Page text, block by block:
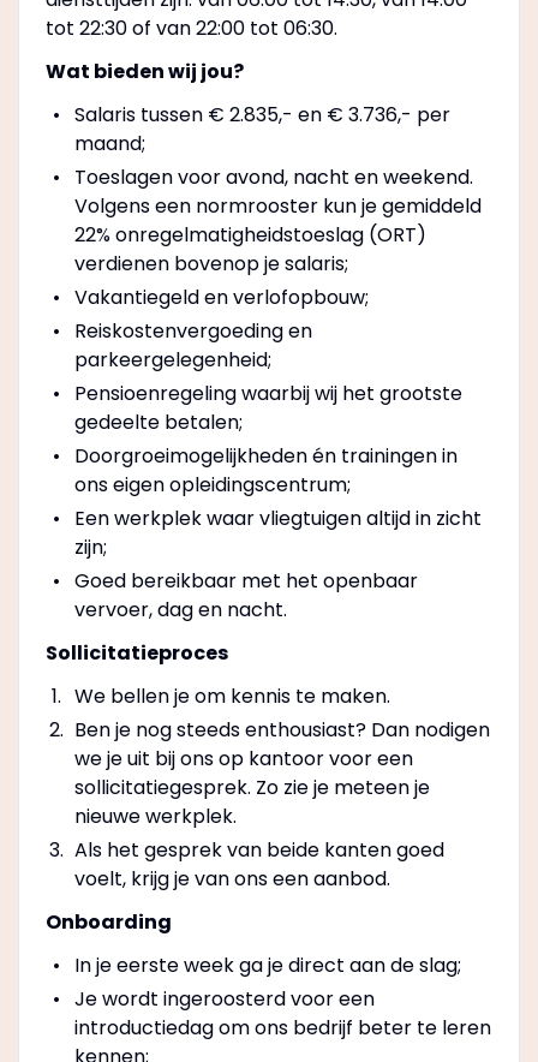
tot 22:30 of van 22:00 tot 06:30.
Wat bieden wij jou?
Salaris tussen € 2.835,- en € 3.736,- per
maand;
Toeslagen voor avond, nacht en weekend.
Volgens een normrooster kun je gemiddeld
22% onregelmatigheidstoeslag (ORT)
verdienen bovenop je salaris;
Vakantiegeld en verlofopbouw;
Reiskostenvergoeding en
parkeergelegenheid;
Pensioenregeling waarbij wij het grootste
gedeelte betalen;
Doorgroeimogelijkheden én trainingen in
ons eigen opleidingscentrum;
Een werkplek waar vliegtuigen altijd in zicht
zijn;
Goed bereikbaar met het openbaar
vervoer, dag en nacht.
Sollicitatieproces
We bellen je om kennis te maken.
Ben je nog steeds enthousiast? Dan nodigen
we je uit bij ons op kantoor voor een
sollicitatiegesprek. Zo zie je meteen je
nieuwe werkplek.
Als het gesprek van beide kanten goed
voelt, krijg je van ons een aanbod.
Onboarding
In je eerste week ga je direct aan de slag;
Je wordt ingeroosterd voor een
introductiedag om ons bedrijf beter te leren